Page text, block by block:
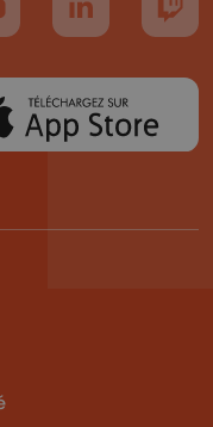
sur TikToknous sur YouTube
Suivez-nous